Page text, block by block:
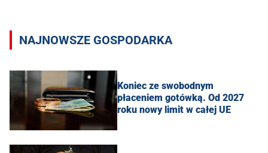
NAJNOWSZE GOSPODARKA
Koniec ze swobodnym
płaceniem gotówką. Od 2027
roku nowy limit w całej UE